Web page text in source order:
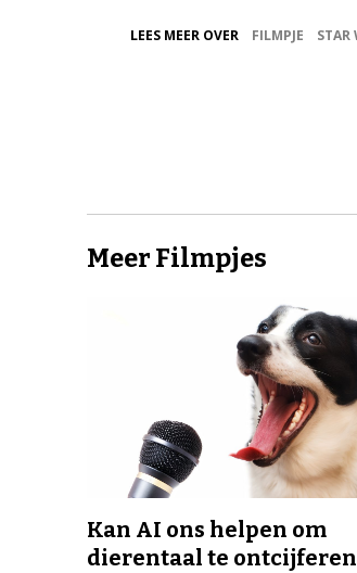
LEES MEER OVER FILMPJE STAR
Meer Filmpjes
Kan AI ons helpen om
dierentaal te